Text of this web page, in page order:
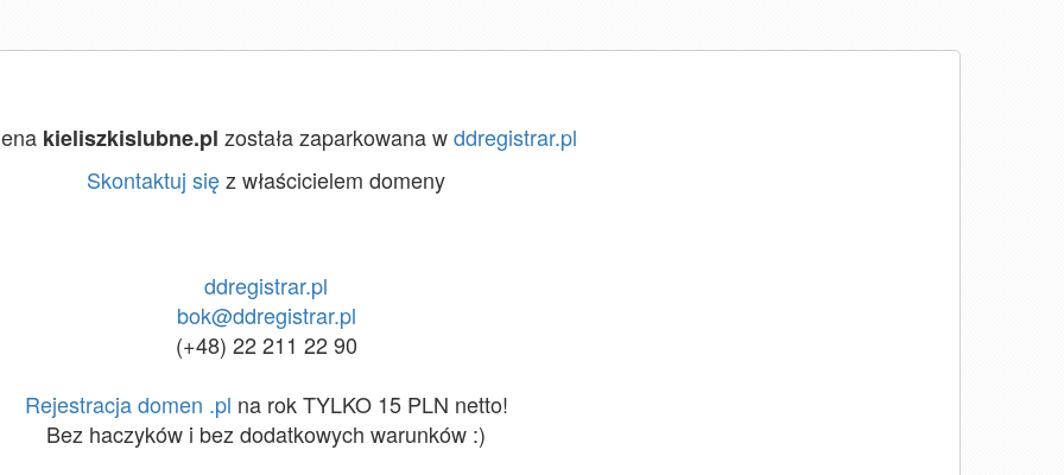
kieliszkislubne.pl została zaparkowana wddregistrar.pl
Skontaktuj sięz właścicielem domeny
ddregistrar.pl
bok@ddregistrar.pl
(+48) 22 211 22 90
Rejestracja domen .pl na rok TYLKO 15 PLN netto!
Bez haczyków i bez dodatkowych warunków :)